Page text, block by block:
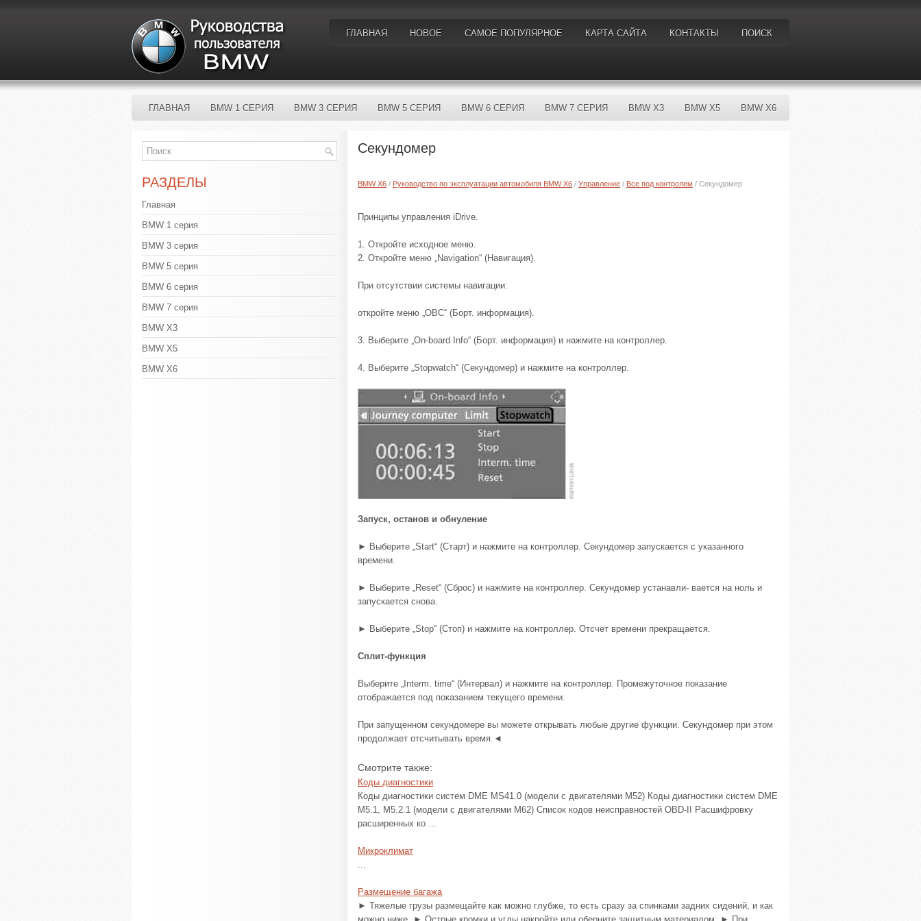
ГЛАВНАЯ НОВОЕ САМОЕ ПОПУЛЯРНОЕ КАРТА САЙТА КОНТАКТЫ ПОИСК
ГЛАВНАЯ BMW 1 СЕРИЯ BMW 3 СЕРИЯ BMW 5 СЕРИЯ BMW 6 СЕРИЯ BMW 7 СЕРИЯ BMW X3 BMW X5 BMW X6
Секундомер
BMW X6 / Руководство по эксплуатации автомобиля BMW X6 / Управление / Все под контролем / Секундомер
Принципы управления iDrive.
1. Откройте исходное меню.
2. Откройте меню „Navigation“ (Навигация).
При отсутствии системы навигации:
откройте меню „OBC“ (Борт. информация).
3. Выберите „On-board Info“ (Борт. информация) и нажмите на контроллер.
4. Выберите „Stopwatch“ (Секундомер) и нажмите на контроллер.
Запуск, останов и обнуление
► Выберите „Start“ (Старт) и нажмите на контроллер. Секундомер запускается с указанного
времени.
► Выберите „Reset“ (Сброс) и нажмите на контроллер. Секундомер устанавли- вается на ноль и
запускается снова.
► Выберите „Stop“ (Стоп) и нажмите на контроллер. Отсчет времени прекращается.
Сплит-функция
Выберите „Interm. time“ (Интервал) и нажмите на контроллер. Промежуточное показание
отображается под показанием текущего времени.
При запущенном секундомере вы можете открывать любые другие функции. Секундомер при этом
продолжает отсчитывать время.◄
Смотрите также:
Коды диагностики
Коды диагностики систем DME MS41.0 (модели с двигателями М52) Коды диагностики систем DME
M5.1, M5.2.1 (модели с двигателями М62) Список кодов неисправностей OBD-II Расшифровку
расширенных ко ...
Микроклимат
...
Размещение багажа
► Тяжелые грузы размещайте как можно глубже, то есть сразу за спинками задних сидений, и как
РАЗДЕЛЫ
Главная
BMW 1 серия
BMW 3 серия
BMW 5 серия
BMW 6 серия
BMW 7 серия
BMW X3
BMW X5
BMW X6